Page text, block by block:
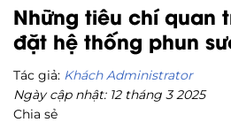
Những tiêu chí quan
đặt hệ thống phun
Tác giả: Khách Administrator
Ngày cập nhật: 12 tháng 3 2025
Chia sẻ